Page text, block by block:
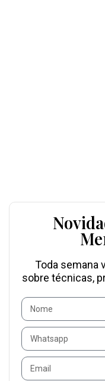
Toda semana
sobre técnicas,